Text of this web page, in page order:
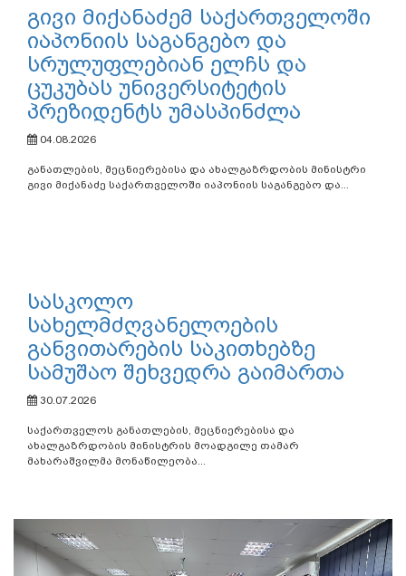
გივი მიქანაძემ საქართველოში
იაპონიის საგანგებო და
სრულუფლებიან ელჩს და
ცუკუბას უნივერსიტეტის
პრეზიდენტს უმასპინძლა
04.08.2026
განათლების, მეცნიერებისა და ახალგაზრდობის მინისტრი
გივი მიქანაძე საქართველოში იაპონიის საგანგებო და...
სასკოლო
სახელმძღვანელოების